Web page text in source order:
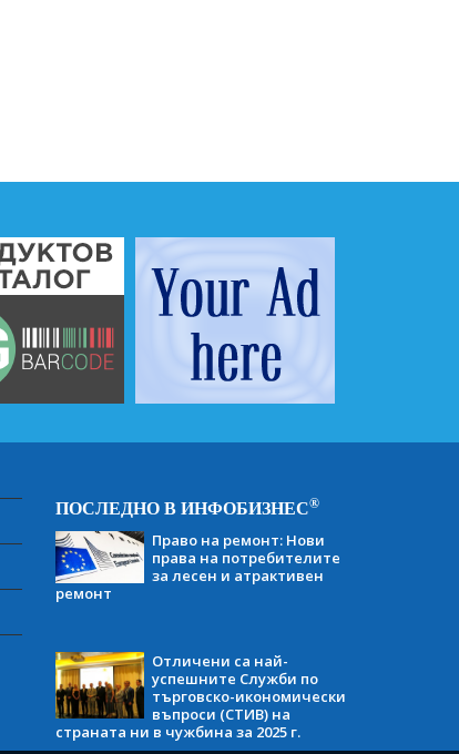
ПОСЛЕДНО В ИНФОБИЗНЕС®
Право на ремонт: Нови
права на потребителите
за лесен и атрактивен
ремонт
Отличени са най-
успешните Служби по
търговско-икономически
въпроси (СТИВ) на
страната ни в чужбина за 2025 г.